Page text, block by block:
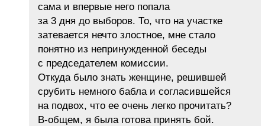
сама и впервые него попала
за 3 дня до выборов. То, что на участке
затевается нечто злостное, мне стало
понятно из непринужденной беседы
с председателем комиссии.
Откуда было знать женщине, решившей
срубить немного бабла и согласившейся
на подвох, что ее очень легко прочитать?
В-общем, я была готова принять бой.